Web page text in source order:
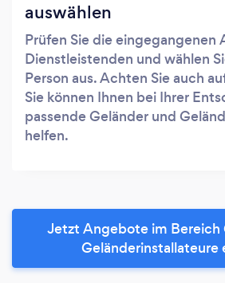
auswählen
Prüfen Sie die eingegangenen
Dienstleistenden und wählen
Person aus. Achten Sie auch
Sie können Ihnen bei Ihrer
passende Geländer und
helfen.
Jetzt Angebote im Bereich
Geländerinstallateure